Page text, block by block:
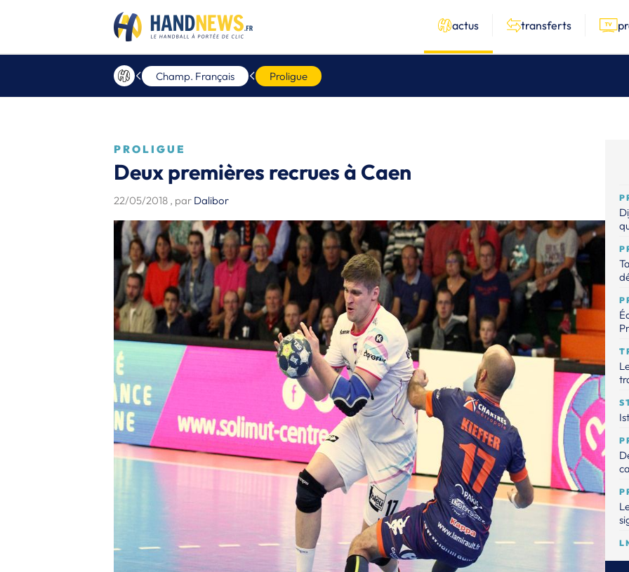
actus transferts
Champ. Français Proligue
PROLIGUE
Deux premières recrues à Caen
22/05/2018 , par Dalibor